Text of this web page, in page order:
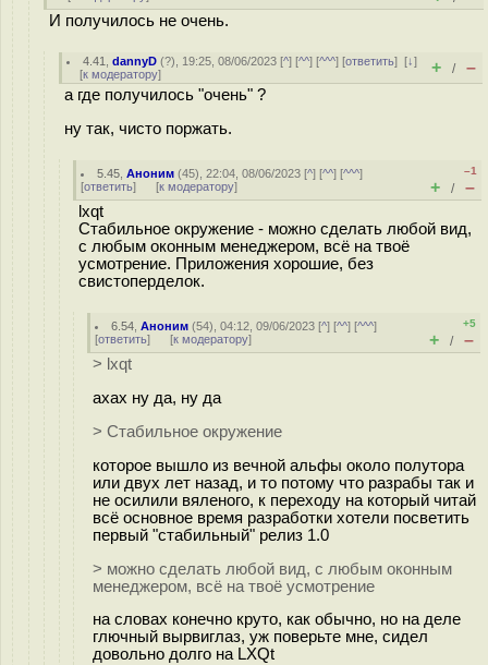
И получилось не очень.
4.41 ,dannyD (?), 19:25, 08/06/2023 [^] [^^] [^^^] [ответить][↓]
[к модератору] + / –
а где получилось "очень" ?
ну так, чисто поржать.
5.45 ,Аноним (45), 22:04, 08/06/2023 [^] [^^] [^^^]
[ответить] [к модератору]
–1
+ / –
lxqt
Стабильное окружение - можно сделать любой вид,
с любым оконным менеджером, всё на твоё
усмотрение. Приложения хорошие, без
свистоперделок.
6.54 ,Аноним (54), 04:12, 09/06/2023 [^] [^^] [^^^]
[ответить] [к модератору]
+5
+ / –
> lxqt
ахах ну да, ну да
> Стабильное окружение
которое вышло из вечной альфы около полутора
или двух лет назад, и то потому что разрабы так и
не осилили вяленого, к переходу на который читай
всё основное время разработки хотели посветить
первый "стабильный" релиз 1.0
> можно сделать любой вид, с любым оконным
менеджером, всё на твоё усмотрение
на словах конечно круто, как обычно, но на деле
глючный вырвиглаз, уж поверьте мне, сидел
довольно долго на LXQt